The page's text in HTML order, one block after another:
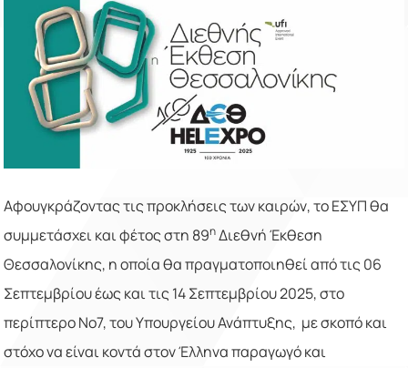
Αφουγκράζοντας τις προκλήσεις των καιρών, το ΕΣΥΠ θα
συμμετάσχει και φέτος στη 89ηΔιεθνή Έκθεση
Θεσσαλονίκης, η οποία θα πραγματοποιηθεί από τις 06
Σεπτεμβρίου έως και τις 14 Σεπτεμβρίου 2025, στο
περίπτερο No7, του Υπουργείου Ανάπτυξης, με σκοπό και
στόχο να είναι κοντά στον Έλληνα παραγωγό και